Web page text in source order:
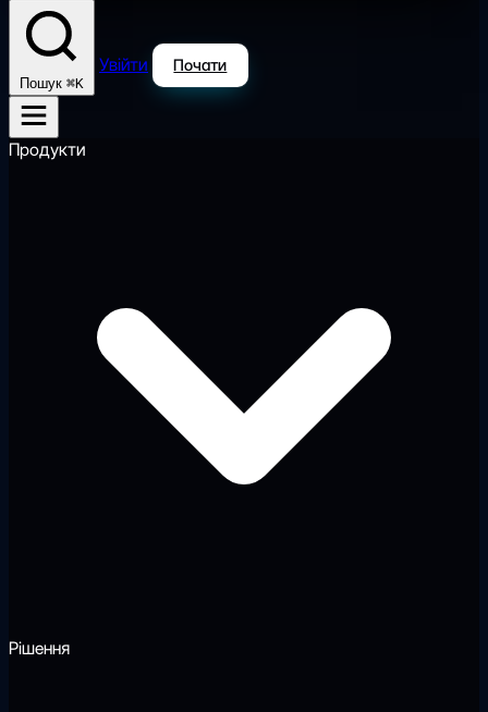
Пошук ⌘K
Увійти Почати
Продукти
Рішення